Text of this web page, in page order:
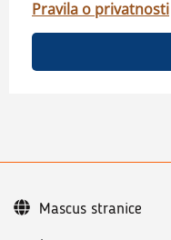
Pravila o privatnosti
Mascus stranice